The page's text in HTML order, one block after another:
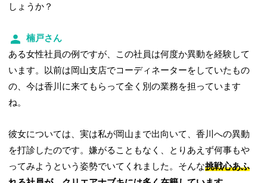
しょうか？
楠戸さん
ある女性社員の例ですが、この社員は何度か異動を経験して
います。以前は岡山支店でコーディネーターをしていたもの
の、今は香川に来てもらって全く別の業務を担っています
ね。
彼女については、実は私が岡山まで出向いて、香川への異動
を打診したのです。嫌がることもなく、とりあえず何事もや
ってみようという姿勢でいてくれました。そんな挑戦心あふ